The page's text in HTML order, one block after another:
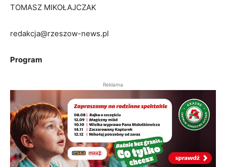
TOMASZ MIKOŁAJCZAK
redakcja@rzeszow-news.pl
Program
Reklama